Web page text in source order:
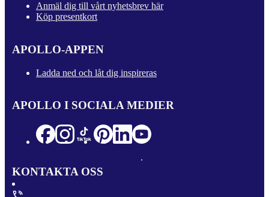
Anmäl dig till vårt nyhetsbrev här
Köp presentkort
APOLLO-APPEN
Ladda ned och låt dig inspireras
APOLLO I SOCIALA MEDIER
KONTAKTA OSS